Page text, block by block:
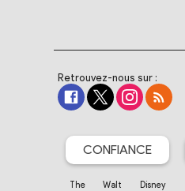
Retrouvez-nous sur :
CONFIANCE
The Walt Disney